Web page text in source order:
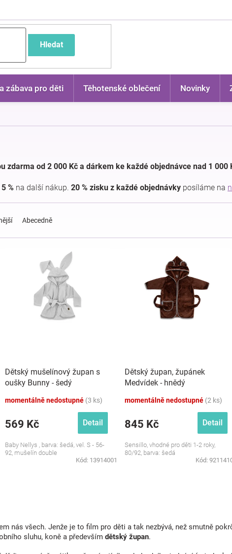
Hledat
zábava pro děti Těhotenské oblečení Novinky
zdarma od 2 000 Kč a dárkem ke každé objednávce nad 1 000
% na další nákup. 20 % zisku z každé objednávky posíláme na
Abecedně
Dětský mušelínový župan s
oušky Bunny - šedý
momentálně nedostupné (3 ks)
569 Kč Detail
Baby Nellys , barva: šedá, vel. S - 56-
92, mušelín double
Kód: 13914001
Dětský župan, župánek
Medvídek - hnědý
momentálně nedostupné (2 ks)
845 Kč Detail
Sensillo, vhodné pro děti 1-2 roky,
80/92, barva: šedá
Kód:
d
a
nás všech. Jenže je to film pro děti a tak nezbývá, než smutně
sluhu, koně a především dětský župan.